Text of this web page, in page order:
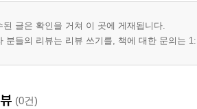
된 글은 확인을 거쳐 이 곳에 게재됩니다.
분들의 리뷰는 리뷰 쓰기를, 책에 대한 문의는
(0건)